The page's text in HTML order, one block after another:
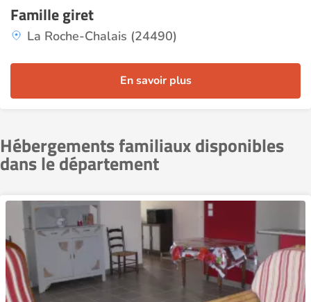
Famille giret
La Roche-Chalais (24490)
En savoir plus
Hébergements familiaux disponibles
dans le département